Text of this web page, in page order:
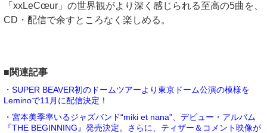
「xxLeCœur」の世界観がより深く感じられる至高の5曲を、
CD・配信で余すところなく楽しめる。
■関連記事
・SUPER BEAVER初のドームツアーより東京ドーム公演の模様を
Leminoで11月に配信決定！
・宮本美季率いるジャズバンド“miki et nana”、デビュー・アルバム
『THE BEGINNING』発売決定。さらに、ティザー＆コメント映像が